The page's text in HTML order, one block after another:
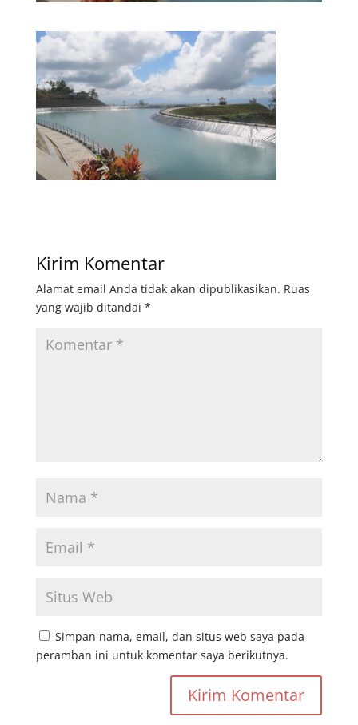
Kirim Komentar
Alamat email Anda tidak akan dipublikasikan. Ruas
yang wajib ditandai *
Simpan nama, email, dan situs web saya pada
peramban ini untuk komentar saya berikutnya.